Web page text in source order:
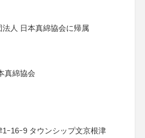
人 日本真綿協会に帰属
真綿協会
ｰ16ｰ9 タウンシップ文京根津